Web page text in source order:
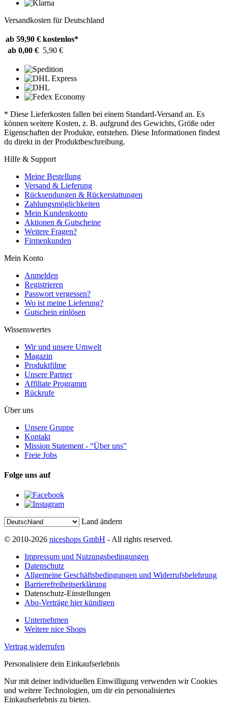
Versandkosten für Deutschland
ab 59,90 € kostenlos*
ab 0,00 € 5,90 €
* Diese Lieferkosten fallen bei einem Standard-Versand an. Es
können weitere Kosten, z. B. aufgrund des Gewichts, Größe oder
Eigenschaften der Produkte, entstehen. Diese Informationen findest
du direkt in der Produktbeschreibung.
Hilfe & Support
Meine Bestellung
Versand & Lieferung
Rücksendungen & Rückerstattungen
Zahlungsmöglichkeiten
Mein Kundenkonto
Aktionen & Gutscheine
Weitere Fragen?
Firmenkunden
Mein Konto
Anmelden
Registrieren
Passwort vergessen?
Wo ist meine Lieferung?
Gutschein einlösen
Wissenswertes
Wir und unsere Umwelt
Magazin
Produktfilme
Unsere Partner
Affiliate Programm
Rückrufe
Über uns
Unsere Gruppe
Kontakt
Mission Statement - “Über uns”
Freie Jobs
Folge uns auf
Land ändern
© 2010-2026 niceshops GmbH - All rights reserved.
Impressum und Nutzungsbedingungen
Datenschutz
Allgemeine Geschäftsbedingungen und Widerrufsbelehrung
Barrierefreiheitserklärung
Datenschutz-Einstellungen
Abo-Verträge hier kündigen
Unternehmen
Weitere nice Shops
Vertrag widerrufen
Personalisiere dein Einkaufserlebnis
Nur mit deiner individuellen Einwilligung verwenden wir Cookies
und weitere Technologien, um dir ein personalisiertes
Einkaufserlebnis zu bieten.